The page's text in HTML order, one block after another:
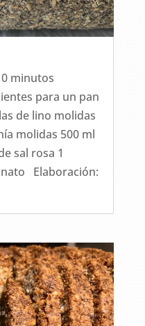
minutos
para un pan
de lino molidas
molidas 500 ml
sal rosa 1
Elaboración: